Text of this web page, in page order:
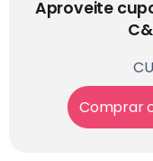
Aproveite
Comprar